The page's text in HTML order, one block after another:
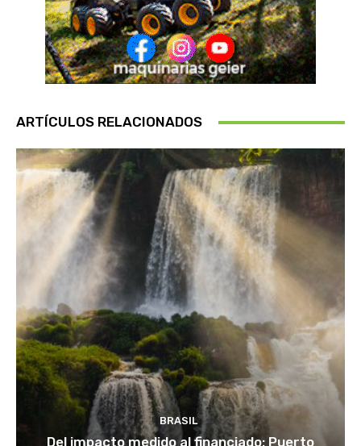
ARTÍCULOS RELACIONADOS
BRASIL
Del impacto medido al financiado: Puerto